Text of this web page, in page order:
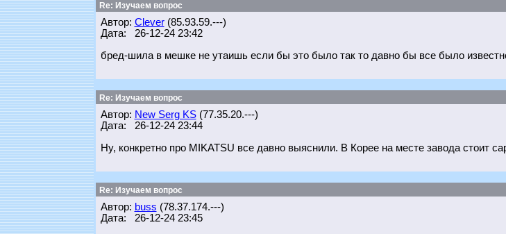
Re: Изучаем вопрос
Автор: Clever(85.93.59.---)
Дата: 26-12-24 23:42
бред-шила в мешке не утаишь если бы это было так то давно бы все было
Re: Изучаем вопрос
Автор: New Serg KS(77.35.20.---)
Дата: 26-12-24 23:44
Ну, конкретно про MIKATSU все давно выяснили. В Корее на месте завода стоит
Re: Изучаем вопрос
Автор: buss (78.37.174.---)
Дата: 26-12-24 23:45